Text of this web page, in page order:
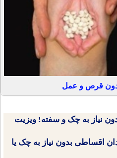
قرص و عمل
نیاز به چک و سفته! ویزیت
اقساطی بدون نیاز به چک یا